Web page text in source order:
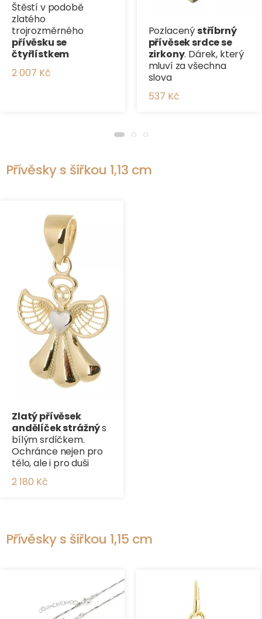
Štěstí v podobě
zlatého
trojrozměrného
přívěsku se
čtyřlístkem
2 007 Kč
Pozlacenýstříbrný
přívěsek srdce se
zirkony. Dárek, který
mluví za všechna
slova
537 Kč
Přívěsky s šířkou 1,13 cm
Zlatý přívěsek
andělíček strážnýs
bílým srdíčkem.
Ochránce nejen pro
tělo, ale i pro duši
2 180 Kč
Přívěsky s šířkou 1,15 cm